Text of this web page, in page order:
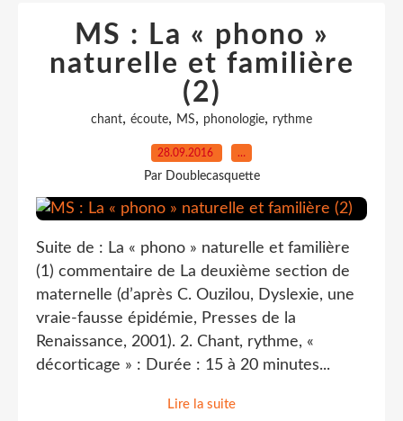
MS : La « phono »
naturelle et familière
(2)
chant, écoute, MS, phonologie, rythme
28.09.2016 …
Par Doublecasquette
Suite de : La « phono » naturelle et familière
(1) commentaire de La deuxième section de
maternelle (d’après C. Ouzilou, Dyslexie, une
vraie-fausse épidémie, Presses de la
Renaissance, 2001). 2. Chant, rythme, «
décorticage » : Durée : 15 à 20 minutes...
Lire la suite